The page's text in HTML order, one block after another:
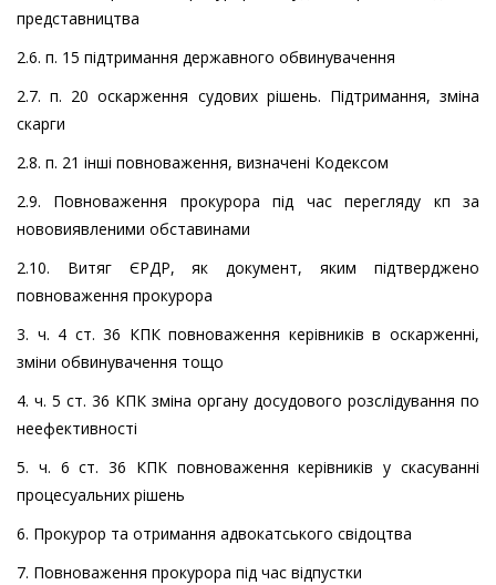
представництва
2.6. п. 15 підтримання державного обвинувачення
2.7. п. 20 оскарження судових рішень. Підтримання, зміна
скарги
2.8. п. 21 інші повноваження, визначені Кодексом
2.9. Повноваження прокурора під час перегляду кп за
нововиявленими обставинами
2.10. Витяг ЄРДР, як документ, яким підтверджено
повноваження прокурора
3. ч. 4 ст. 36 КПК повноваження керівників в оскарженні,
зміни обвинувачення тощо
4. ч. 5 ст. 36 КПК зміна органу досудового розслідування по
неефективності
5. ч. 6 ст. 36 КПК повноваження керівників у скасуванні
процесуальних рішень
6. Прокурор та отримання адвокатського свідоцтва
7. Повноваження прокурора під час відпустки